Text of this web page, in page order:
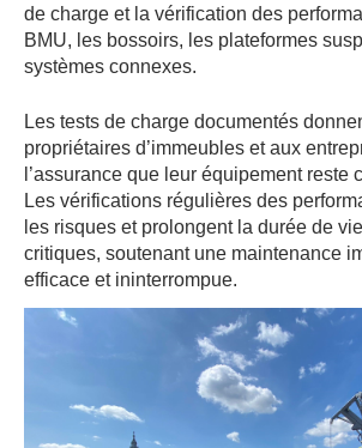
de charge et la vérification des
BMU, les bossoirs, les plateformes
systèmes connexes.
Les tests de charge documentés
propriétaires d’immeubles et aux
l’assurance que leur équipement reste
Les vérifications régulières des
les risques et prolongent la durée de
critiques, soutenant une maintenance
efficace et ininterrompue.